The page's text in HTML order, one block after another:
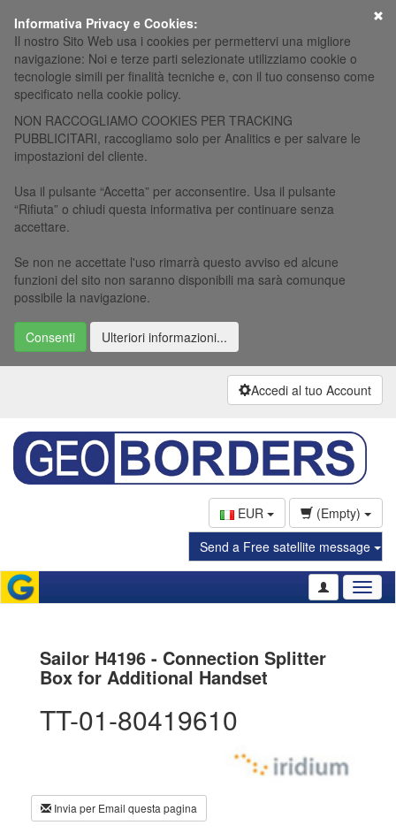
Informativa Privacy e Cookies:
Il nostro Sito Web usa i cookies per permettervi una migliore
navigazione: Noi e terze parti selezionate utilizziamo cookie o
tecnologie simili per finalità tecniche e, con il tuo consenso come
specificato nella cookie policy.
NON RACCOGLIAMO COOKIES PER TRACKING
PUBBLICITARI, raccogliamo solo per Analitics e per salvare le
impostazioni del cliente.
Usa il pulsante “Accetta” per acconsentire. Usa il pulsante
“Rifiuta” o chiudi questa informativa per continuare senza
accettare.
Se non ne accettate l'uso rimarrà questo avviso ed alcune
funzioni del sito non saranno disponibili ma sarà comunque
possibile la navigazione.
Consenti Ulteriori informazioni...
×
Accedi al tuo Account
EUR
(Empty)
Send a Free satellite message
Sailor H4196 - Connection Splitter
Box for Additional Handset
TT-01-80419610
Invia per Email questa pagina